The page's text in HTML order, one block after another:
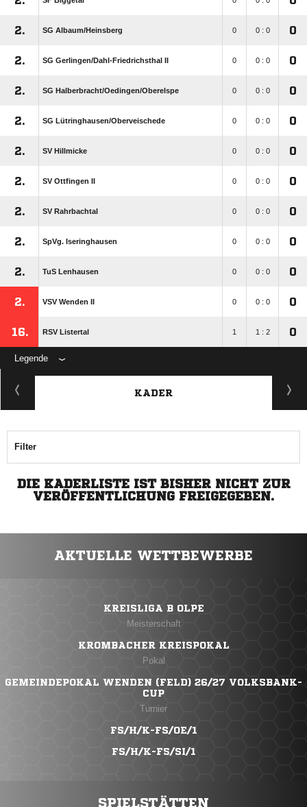
2. SG Albaum/​Heinsberg 0 0 : 0 0
2. SG Gerlingen/​Dahl-Friedrichsthal II 0 0 : 0 0
2. SG Halberbracht/​Oedingen/​Oberelspe 0 0 : 0 0
2. SG Lütringhausen/​Oberveischede 0 0 : 0 0
2. SV Hillmicke 0 0 : 0 0
2. SV Ottfingen II 0 0 : 0 0
2. SV Rahrbachtal 0 0 : 0 0
2. SpVg. Iseringhausen 0 0 : 0 0
2. TuS Lenhausen 0 0 : 0 0
2. VSV Wenden II 0 0 : 0 0
16. RSV Listertal 1 1 : 2 0
Legende
KADER
Filter
DIE KADERLISTE IST BISHER NICHT ZUR
VERÖFFENTLICHUNG FREIGEGEBEN.
AKTUELLE WETTBEWERBE
KREISLIGA B OLPE
Meisterschaft
KROMBACHER KREISPOKAL
Pokal
GEMEINDEPOKAL WENDEN (FELD) 26/27 VOLKSBANK-
CUP
Turnier
FS/H/K-FS/OE/1
FS/H/K-FS/SI/1
SPIELSTÄTTEN